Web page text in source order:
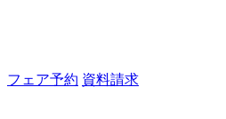
フェア予約 資料請求